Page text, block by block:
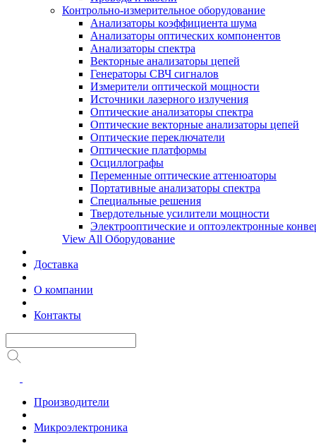
Контрольно-измерительное оборудование
Анализаторы коэффициента шума
Анализаторы оптических компонентов
Анализаторы спектра
Векторные анализаторы цепей
Генераторы СВЧ сигналов
Измерители оптической мощности
Источники лазерного излучения
Оптические анализаторы спектра
Оптические векторные анализаторы цепей
Оптические переключатели
Оптические платформы
Осциллографы
Переменные оптические аттенюаторы
Портативные анализаторы спектра
Специальные решения
Твердотельные усилители мощности
Электрооптические и оптоэлектронные
View All Оборудование
Доставка
О компании
Контакты
Производители
Микроэлектроника